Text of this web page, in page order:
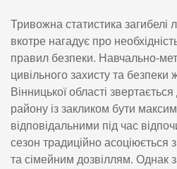
Тривожна статистика
вкотре нагадує про
правил безпеки. Навчально-
цивільного захисту та безпеки
Вінницької області
району із закликом бути
відповідальними під час
сезон традиційно асоціюється
та сімейним дозвіллям. Однак